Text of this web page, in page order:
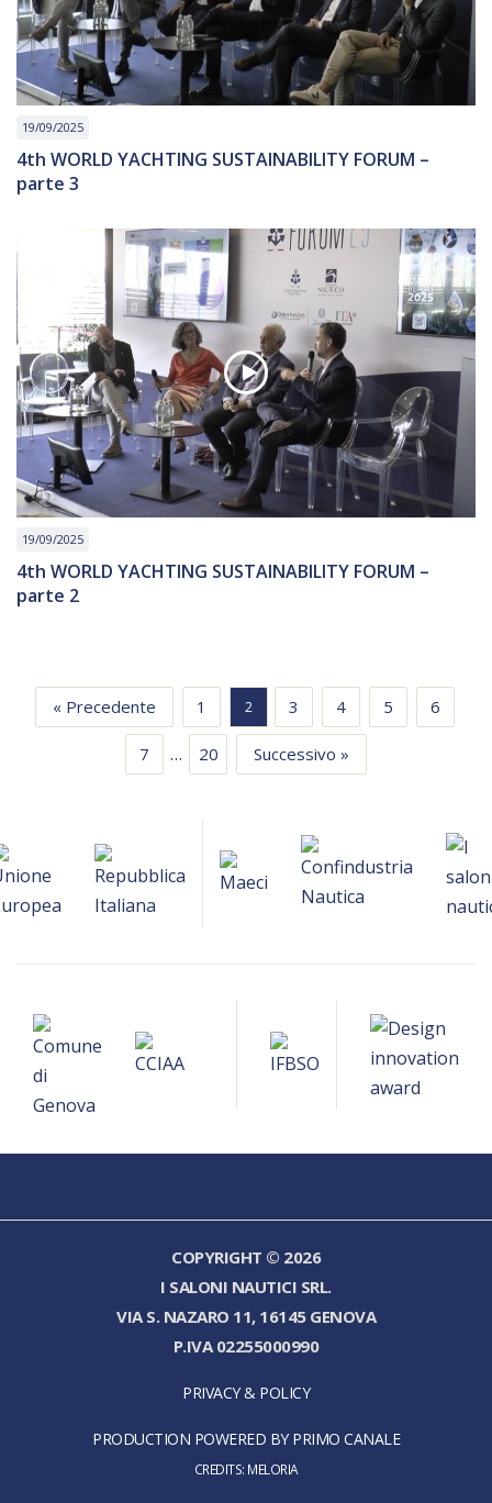
19/09/2025
4th WORLD YACHTING SUSTAINABILITY FORUM –
parte 3
19/09/2025
4th WORLD YACHTING SUSTAINABILITY FORUM –
parte 2
« Precedente 1 2 3 4 5 6
7 … 20 Successivo »
COPYRIGHT © 2026
I SALONI NAUTICI SRL.
VIA S. NAZARO 11, 16145 GENOVA
P.IVA 02255000990
PRIVACY & POLICY
PRODUCTION POWERED BY PRIMO CANALE
CREDITS: MELORIA